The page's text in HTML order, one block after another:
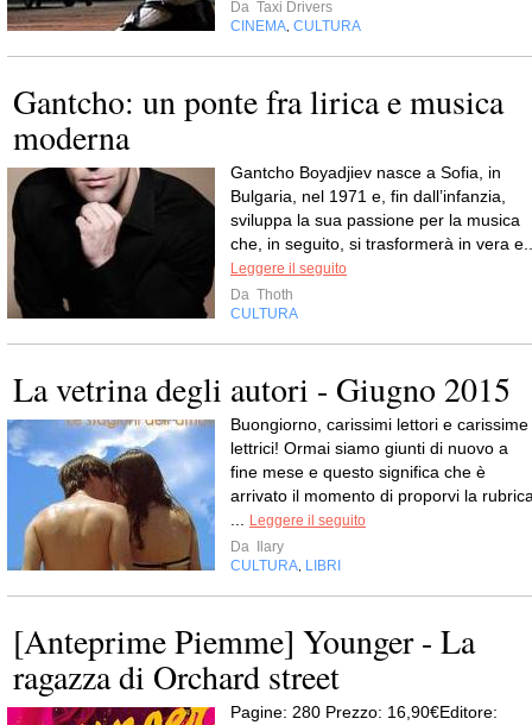
Da Taxi Drivers
CINEMA CULTURA
Gantcho: un ponte fra lirica e musica
moderna
Gantcho Boyadjiev nasce a Sofia, in
Bulgaria, nel 1971 e, fin dall’infanzia,
sviluppa la sua passione per la musica
che, in seguito, si trasformerà in vera
Leggere il seguito
Da Thoth
CULTURA
La vetrina degli autori - Giugno 2015
Buongiorno, carissimi lettori e carissime
lettrici! Ormai siamo giunti di nuovo a
fine mese e questo significa che è
arrivato il momento di proporvi la
Leggere il seguito
Da
Ilary
CULTURA LIBRI
[Anteprime Piemme] Younger - La
ragazza di Orchard street
Pagine: 280 Prezzo: 16,90€Editore: